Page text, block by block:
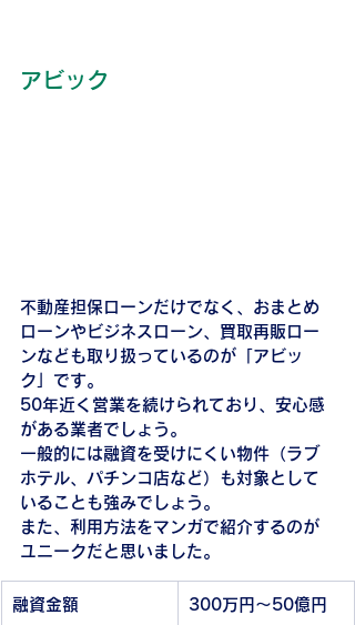
アビック
不動産担保ローンだけでなく、おまとめ
ローンやビジネスローン、買取再販ロー
ンなども取り扱っているのが「アビッ
ク」です。
50年近く営業を続けられており、安心感
がある業者でしょう。
一般的には融資を受けにくい物件（ラブ
ホテル、パチンコ店など）も対象として
いることも強みでしょう。
また、利用方法をマンガで紹介するのが
ユニークだと思いました。
融資金額 300万円～50億円